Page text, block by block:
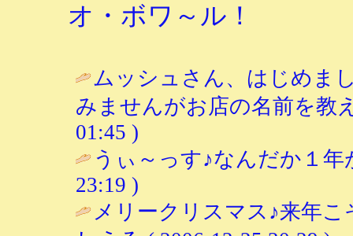
オ・ボワ～ル！
ムッシュさん、はじめま
みませんがお店の名前を教
01:45 )
うぃ～っす♪なんだか１
23:19 )
メリークリスマス♪来年